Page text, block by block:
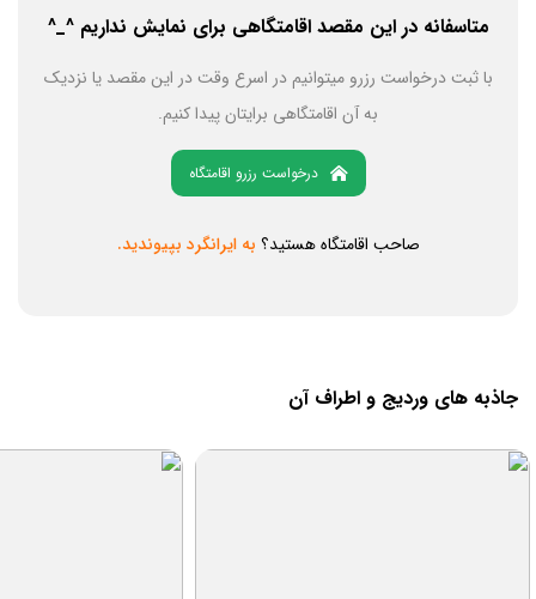
متاسفانه در این مقصد اقامتگاهی برای نمایش نداریم ^_^
با ثبت درخواست رزرو میتوانیم در اسرع وقت در این مقصد یا نزدیک
به آن اقامتگاهی برایتان پیدا کنیم.
درخواست رزرو اقامتگاه
صاحب اقامتگاه هستید؟ به ایرانگرد بپیوندید.
جاذبه های وردیج و اطراف آن